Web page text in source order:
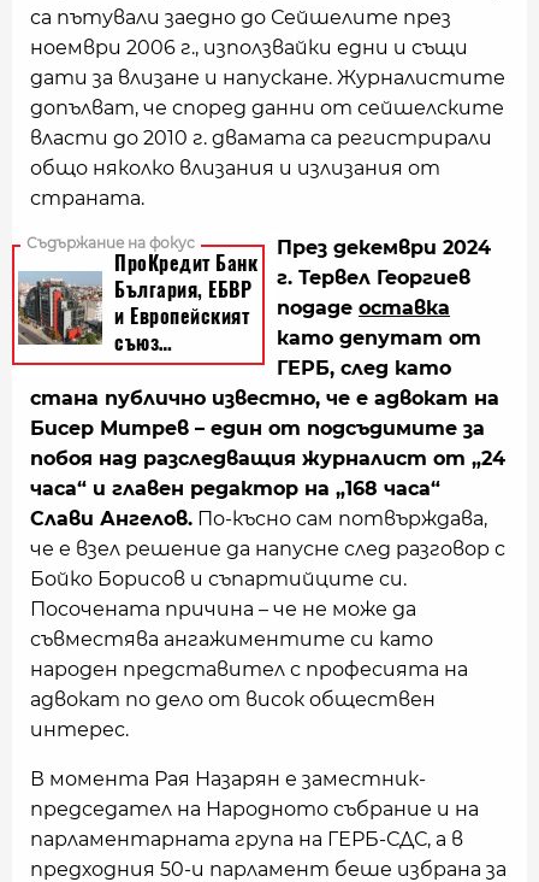
са пътували заедно до Сейшелите през
ноември 2006 г., използвайки едни и същи
дати за влизане и напускане. Журналистите
допълват, че според данни от сейшелските
власти до 2010 г. двамата са регистрирали
общо няколко влизания и излизания от
страната.
През декември 2024
г. Тервел Георгиев
подаде оставка
като депутат от
ГЕРБ, след като
стана публично известно, че е адвокат на
Бисер Митрев – един от подсъдимите за
побоя над разследващия журналист от „24
часа“ и главен редактор на „168 часа“
Слави Ангелов. По-късно сам потвърждава,
че е взел решение да напусне след разговор с
Бойко Борисов и съпартийците си.
Посочената причина – че не може да
съвместява ангажиментите си като
народен представител с професията на
адвокат по дело от висок обществен
интерес.
В момента Рая Назарян е заместник-
председател на Народното събрание и на
парламентарната група на ГЕРБ-СДС, а в
предходния 50-и парламент беше избрана за